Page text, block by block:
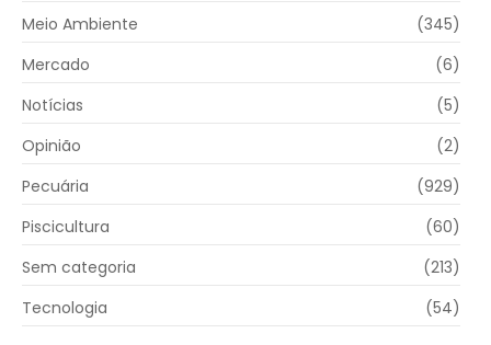
Meio Ambiente
(345)
Mercado
(6)
Notícias
(5)
Opinião
(2)
Pecuária
(929)
Piscicultura
(60)
Sem categoria
(213)
Tecnologia
(54)